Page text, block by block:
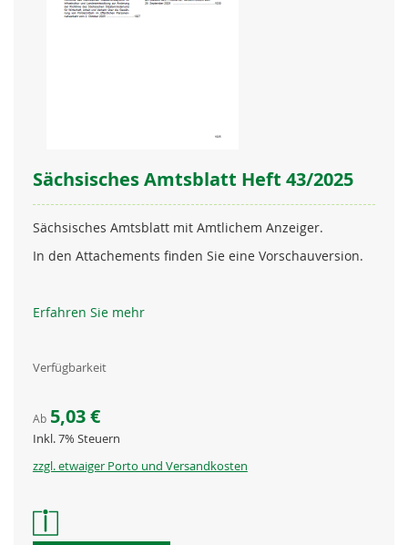
Sächsisches Amtsblatt Heft 43/2025
Sächsisches Amtsblatt mit Amtlichem Anzeiger.
In den Attachements finden Sie eine Vorschauversion.
Erfahren Sie mehr
Verfügbarkeit
Ab 5,03 €
Inkl. 7% Steuern
zzgl. etwaiger Porto und Versandkosten